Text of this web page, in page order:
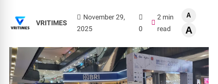
VRITIMES
November 29,
2025
0
2 min
read
A
A